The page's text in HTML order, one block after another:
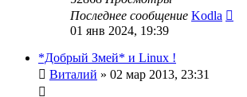
Последнее сообщение Kodla
01 янв 2024, 19:39
*Добрый Змей* и Linux !
Виталий » 02 мар 2013, 23:31